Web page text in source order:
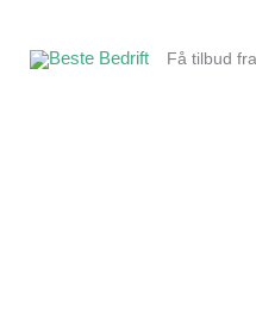
Få tilbud